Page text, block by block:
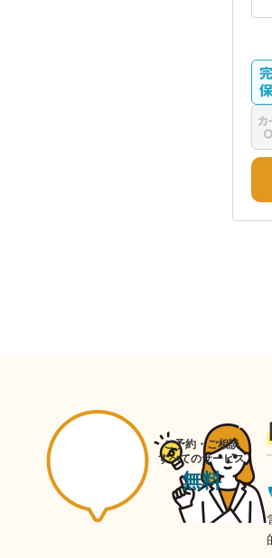
ご予約・ご相談
すべてのサービス
無料